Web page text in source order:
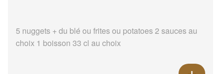
5 nuggets + du blé ou frites ou potatoes 2 sauces au
choix 1 boisson 33 cl au choix